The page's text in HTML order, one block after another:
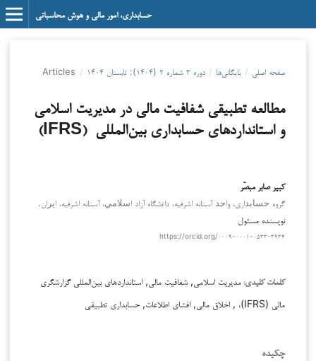
حسابداری، امور مالی و هوش محاسباتی
صفحه اصلی / بایگانی‌ها / دوره ۳ شماره ۲ (۱۴۰۴): تابستان ۱۴۰۴ /
Articles
مطالعه تطبیقی شفافیت مالی در مدیریت اسلامی
و استانداردهای حسابداری بین‌المللی (IFRS)
کبیر صابر مبصّر
گروه ﺣﺴﺎﺑﺪاري، واﺣﺪ آستانه اشرفیه، داﻧشگاه آزاد اﺳﻼﻣﻲ، آستانه اشرفیه، اﻳﺮان.
نویسنده مسئول
https://orcid.org/۰۰۰۹-۰۰۰۱-۰۵۳۳-۳۹۳۴
کلمات کلیدی: مدیریت اسلامی, شفافیت مالی, استانداردهای بین‌المللی گزارشگری
مالی (IFRS)، , اخلاق مالی, افشای اطلاعات, حسابداری تطبیقی
چکیده